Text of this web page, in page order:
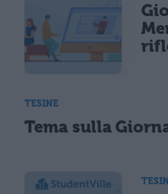
TESINE
Tema sulla